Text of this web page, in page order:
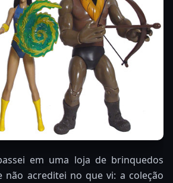
em uma loja de brinquedos
não acreditei no que vi: a coleção